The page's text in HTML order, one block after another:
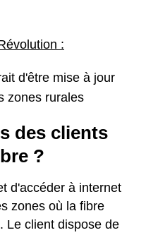
:
d'être mise à jour
zones rurales
des clients
?
d'accéder à internet
zones où la fibre
Le client dispose de